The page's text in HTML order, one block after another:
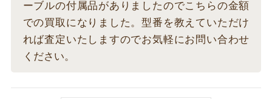
ーブルの付属品がありましたのでこちらの金額
での買取になりました。型番を教えていただけ
れば査定いたしますのでお気軽にお問い合わせ
ください。